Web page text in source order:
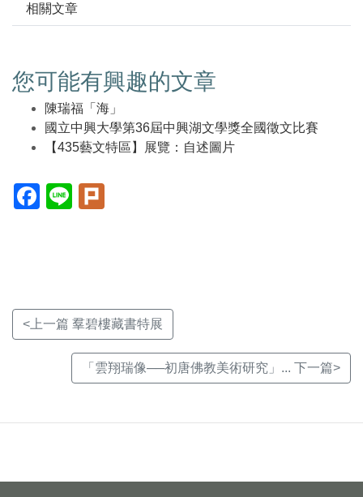
相關文章
您可能有興趣的文章
陳瑞福「海」
國立中興大學第36屆中興湖文學獎全國徵文比賽
【435藝文特區】展覽：自述圖片
Facebook(另
開
Line(另
開
<上一篇 羣碧樓藏書特展
「雲翔瑞像──初唐佛教美術研究」... 下一篇>